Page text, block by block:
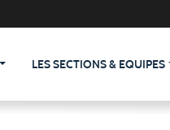
LES SECTIONS & EQUIPES